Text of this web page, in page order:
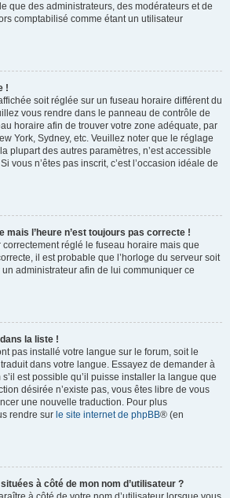
que des administrateurs, des modérateurs et de
comptabilisé comme étant un utilisateur
!
soit réglée sur un fuseau horaire différent du
vous rendre dans le panneau de contrôle de
horaire afin de trouver votre zone adéquate, par
York, Sydney, etc. Veuillez noter que le réglage
plupart des autres paramètres, n’est accessible
vous n’êtes pas inscrit, c’est l’occasion idéale de
mais l’heure n’est toujours pas correcte !
correctement réglé le fuseau horaire mais que
il est probable que l’horloge du serveur soit
administrateur afin de lui communiquer ce
la liste !
pas installé votre langue sur le forum, soit le
dans votre langue. Essayez de demander à
est possible qu’il puisse installer la langue que
désirée n’existe pas, vous êtes libre de vous
une nouvelle traduction. Pour plus
rendre sur le site internet de phpBB® (en
à côté de mon nom d’utilisateur ?